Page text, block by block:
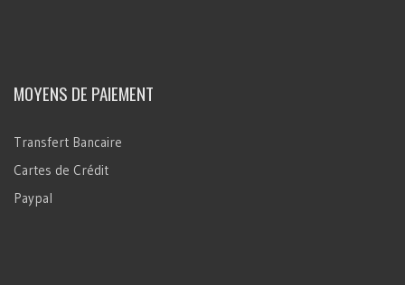
MOYENS DE PAIEMENT
Transfert Bancaire
Cartes de Crédit
Paypal